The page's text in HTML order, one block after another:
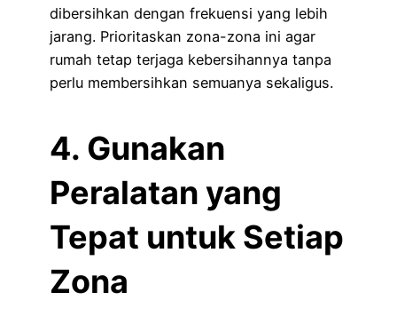
dibersihkan dengan frekuensi yang lebih
jarang. Prioritaskan zona-zona ini agar
rumah tetap terjaga kebersihannya tanpa
perlu membersihkan semuanya sekaligus.
4. Gunakan
Peralatan yang
Tepat untuk Setiap
Zona